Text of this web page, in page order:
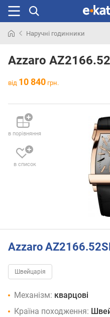
раніше
Наручні годинники
Azzaro
від 10 840 грн.
в порівняння
в список
Azzaro
Швейцарія
Механізм: кварцові
Країна походження: